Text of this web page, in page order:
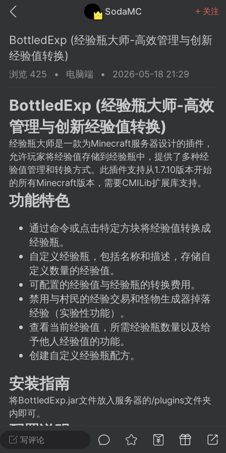
SodaMC 关注
中文社区 SodaMC
教程 材质 社区
潮涌核心
议贴】SodaMC 的改进与建议 🧃
社区的建议&反馈板块，欢迎每
在这里畅所欲言，提出你对 社区功能、
、管理方式等方面 的任何想法！...
11 5.9k
潮涌核心
永久赞助者
主页反馈贴
反馈你遇到的问题 以及 你期望的功能等
不方便可尝试通过邮箱与作者进行反馈
写评论
BottledExp (经验瓶大师-高效管理与创新
经验值转换)
浏览 425 • 电脑端 • 2026-05-18 21:29
BottledExp (经验瓶大师-高效
管理与创新经验值转换)
经验瓶大师是一款为Minecraft服务器设计的插件，
允许玩家将经验值存储到经验瓶中，提供了多种经
验值管理和转换方式。此插件支持从1.7.10版本开始
的所有Minecraft版本，需要CMILib扩展库支持。
功能特色
通过命令或点击特定方块将经验值转换成
经验瓶。
自定义经验瓶，包括名称和描述，存储自
定义数量的经验值。
可配置的经验值与经验瓶的转换费用。
禁用与村民的经验交易和怪物生成器掉落
经验（实验性功能）。
查看当前经验值，所需经验瓶数量以及给
予他人经验值的功能。
创建自定义经验瓶配方。
安装指南
将BottledExp.jar文件放入服务器的/plugins文件夹
内即可。
配置说明
插件提供了丰富的配置选项，包括但不限于：